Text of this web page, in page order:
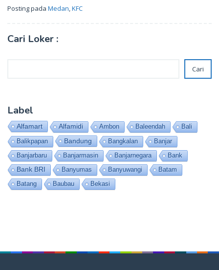
Posting pada Medan KFC
Cari Loker :
Cari
Label
Alfamart Alfamidi Ambon Baleendah
Bali
Balikpapan
Bandung Bangkalan
Banjar
Banjarbaru
Banjarmasin Banjarnegara
Bank
Bank BRI
Banyumas Banyuwangi
Batam
Batang
Baubau Bekasi